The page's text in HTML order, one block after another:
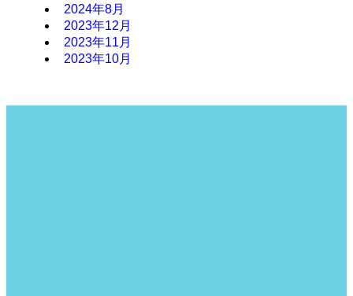
2024年8月
2023年12月
2023年11月
2023年10月